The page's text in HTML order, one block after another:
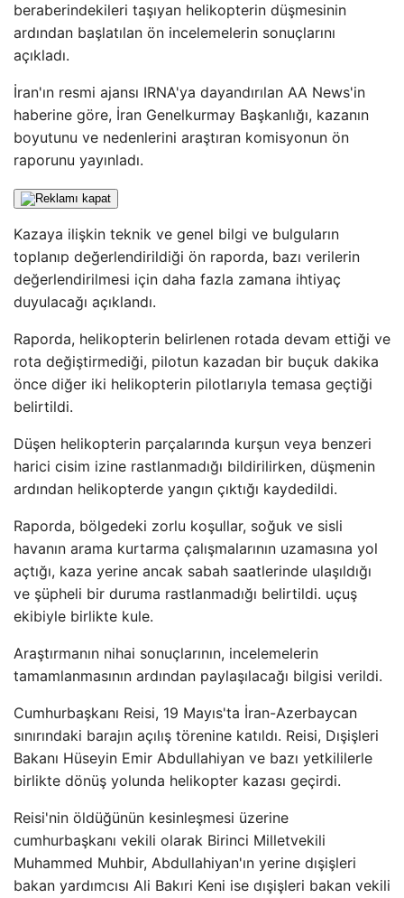
beraberindekileri taşıyan helikopterin düşmesinin
ardından başlatılan ön incelemelerin sonuçlarını
açıkladı.
İran'ın resmi ajansı IRNA'ya dayandırılan AA News'in
haberine göre, İran Genelkurmay Başkanlığı, kazanın
boyutunu ve nedenlerini araştıran komisyonun ön
raporunu yayınladı.
Kazaya ilişkin teknik ve genel bilgi ve bulguların
toplanıp değerlendirildiği ön raporda, bazı verilerin
değerlendirilmesi için daha fazla zamana ihtiyaç
duyulacağı açıklandı.
Raporda, helikopterin belirlenen rotada devam ettiği ve
rota değiştirmediği, pilotun kazadan bir buçuk dakika
önce diğer iki helikopterin pilotlarıyla temasa geçtiği
belirtildi.
Düşen helikopterin parçalarında kurşun veya benzeri
harici cisim izine rastlanmadığı bildirilirken, düşmenin
ardından helikopterde yangın çıktığı kaydedildi.
Raporda, bölgedeki zorlu koşullar, soğuk ve sisli
havanın arama kurtarma çalışmalarının uzamasına yol
açtığı, kaza yerine ancak sabah saatlerinde ulaşıldığı
ve şüpheli bir duruma rastlanmadığı belirtildi. uçuş
ekibiyle birlikte kule.
Araştırmanın nihai sonuçlarının, incelemelerin
tamamlanmasının ardından paylaşılacağı bilgisi verildi.
Cumhurbaşkanı Reisi, 19 Mayıs'ta İran-Azerbaycan
sınırındaki barajın açılış törenine katıldı. Reisi, Dışişleri
Bakanı Hüseyin Emir Abdullahiyan ve bazı yetkililerle
birlikte dönüş yolunda helikopter kazası geçirdi.
Reisi'nin öldüğünün kesinleşmesi üzerine
cumhurbaşkanı vekili olarak Birinci Milletvekili
Muhammed Muhbir, Abdullahiyan'ın yerine dışişleri
bakan yardımcısı Ali Bakıri Keni ise dışişleri bakan vekili